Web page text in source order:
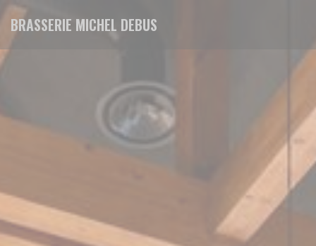
Cookie管理面板
BRASSERIE MICHEL DEBUS